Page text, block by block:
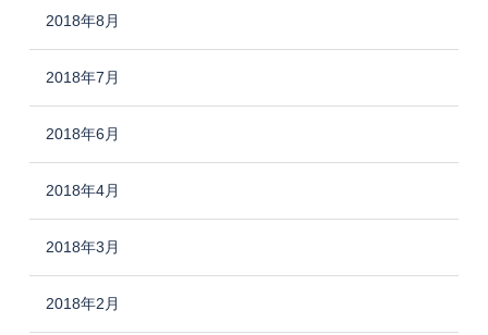
2018年8月
2018年7月
2018年6月
2018年4月
2018年3月
2018年2月